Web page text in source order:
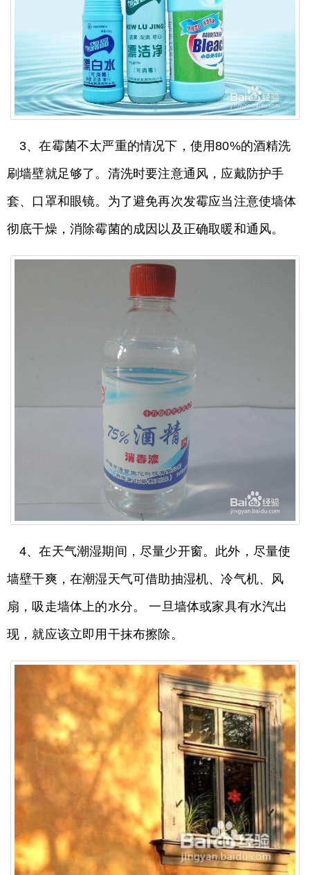
3、在霉菌不太严重的情况下，使用80%的酒精洗
刷墙壁就足够了。清洗时要注意通风，应戴防护手
套、口罩和眼镜。为了避免再次发霉应当注意使墙体
彻底干燥，消除霉菌的成因以及正确取暖和通风。
4、在天气潮湿期间，尽量少开窗。此外，尽量使
墙壁干爽，在潮湿天气可借助抽湿机、冷气机、风
扇，吸走墙体上的水分。 一旦墙体或家具有水汽出
现，就应该立即用干抹布擦除。